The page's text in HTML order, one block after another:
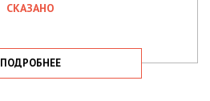
СКАЗАНО
ПОДРОБНЕЕ